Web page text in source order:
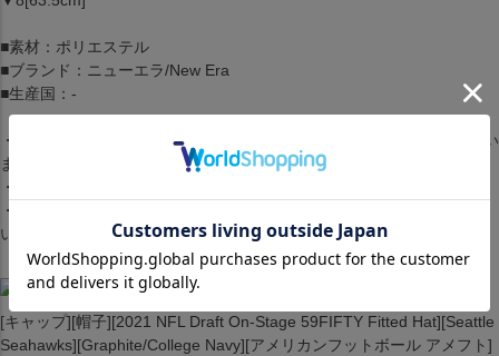
■素材：ポリエステル
■ブランド：ニューエラ/New Era
■生産国：-
・商品は生産時期によってデザインやサイズに差が生じる場合がござい
ます。
・商品はモニターの影響で色の変化が感じられる場合がございます。
・洗濯・アイロンの使用につきましては、品質マークに従ってくださ
い。
[キャップ][帽子][2021 NFL Draft On-Stage 59FIFTY Fitted Hat][Seattle
Seahawks][Graphite/College Navy][アメリカンフットボール アメフト]